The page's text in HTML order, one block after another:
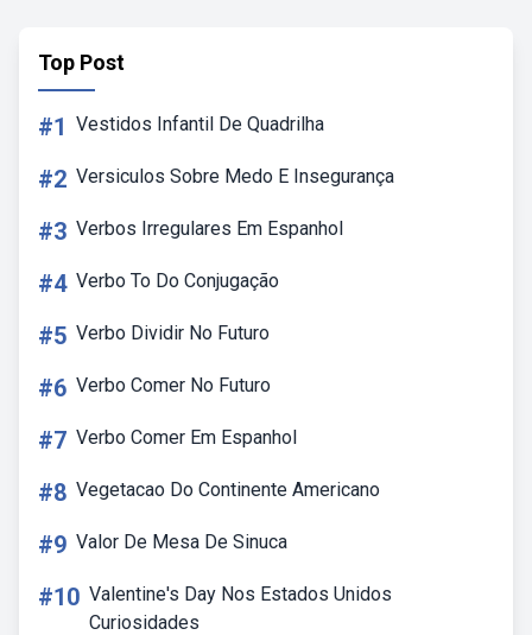
Top Post
#1 Vestidos Infantil De Quadrilha
#2 Versiculos Sobre Medo E Insegurança
#3 Verbos Irregulares Em Espanhol
#4 Verbo To Do Conjugação
#5 Verbo Dividir No Futuro
#6 Verbo Comer No Futuro
#7 Verbo Comer Em Espanhol
#8 Vegetacao Do Continente Americano
#9 Valor De Mesa De Sinuca
#10 Valentine's Day Nos Estados Unidos
Curiosidades